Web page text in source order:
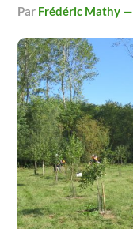
par Frédéric Mathy —